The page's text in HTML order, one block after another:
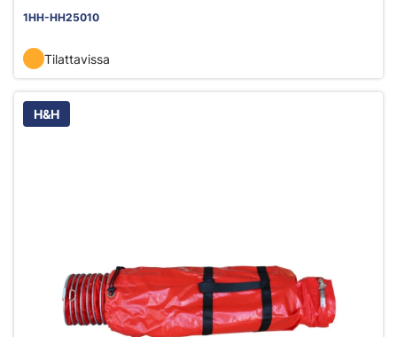
1HH-HH25010
Tilattavissa
H&H